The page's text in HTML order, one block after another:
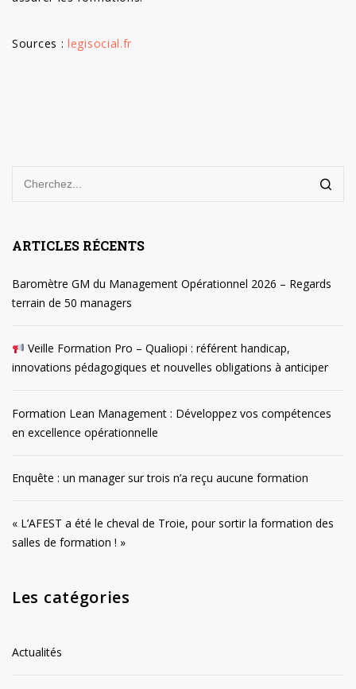
Sources : legisocial.fr
ARTICLES RÉCENTS
Baromètre GM du Management Opérationnel 2026 – Regards
terrain de 50 managers
Veille Formation Pro – Qualiopi : référent handicap,
innovations pédagogiques et nouvelles obligations à anticiper
Formation Lean Management : Développez vos compétences
en excellence opérationnelle
Enquête : un manager sur trois n’a reçu aucune formation
« L’AFEST a été le cheval de Troie, pour sortir la formation des
salles de formation ! »
Les catégories
Actualités